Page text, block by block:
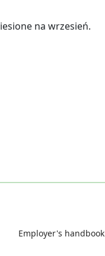
na wrzesień.
Employer's handbook